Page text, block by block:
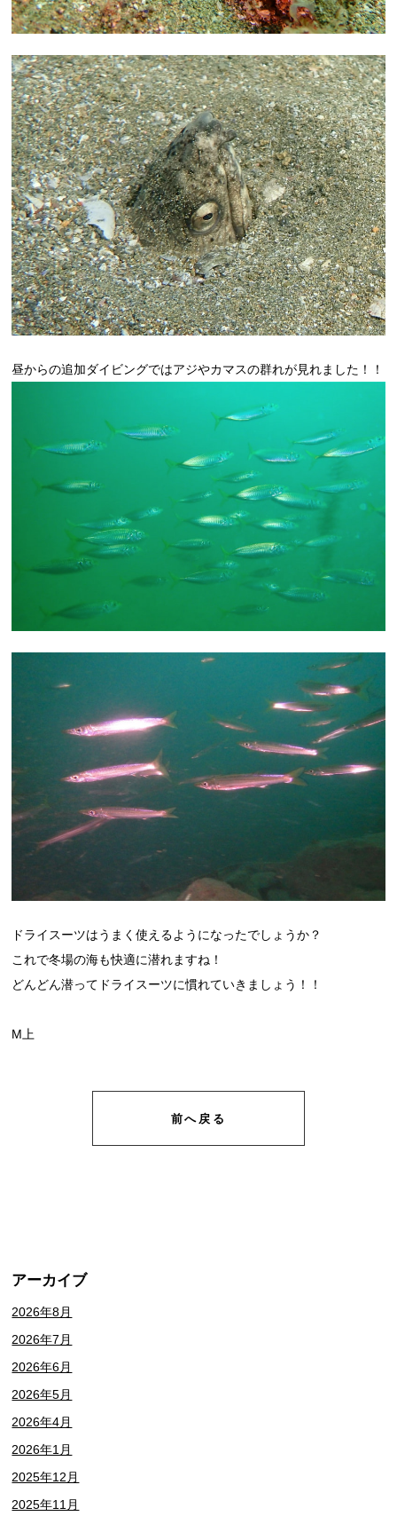
昼からの追加ダイビングではアジやカマスの群れが見れました！！
ドライスーツはうまく使えるようになったでしょうか？
これで冬場の海も快適に潜れますね！
どんどん潜ってドライスーツに慣れていきましょう！！
M上
前へ戻る
アーカイブ
2026年8月
2026年7月
2026年6月
2026年5月
2026年4月
2026年1月
2025年12月
2025年11月